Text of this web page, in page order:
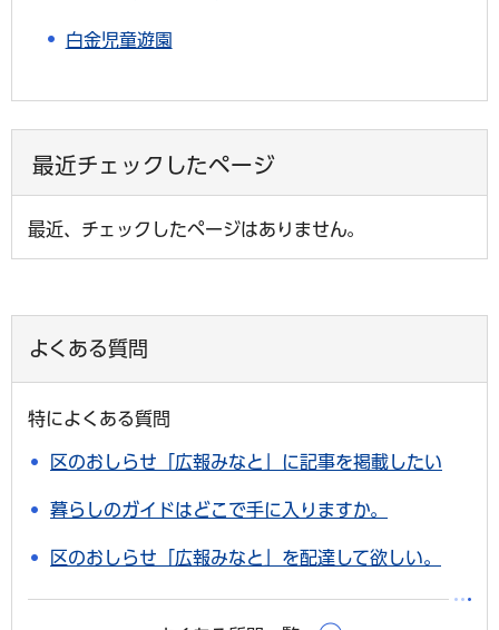
白金児童遊園
最近チェックしたページ
最近、チェックしたページはありません。
よくある質問
特によくある質問
区のおしらせ「広報みなと」に記事を掲載したい
暮らしのガイドはどこで手に入りますか。
区のおしらせ「広報みなと」を配達して欲しい。